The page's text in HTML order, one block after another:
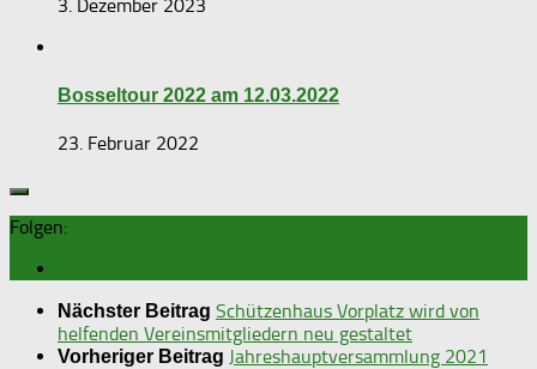
3. Dezember 2023
Bosseltour 2022 am 12.03.2022
23. Februar 2022
Folgen:
Nächster Beitrag Schützenhaus Vorplatz wird von
helfenden Vereinsmitgliedern neu gestaltet
Vorheriger Beitrag Jahreshauptversammlung 2021